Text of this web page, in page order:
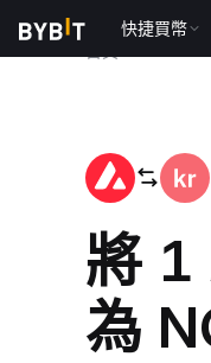
快捷買幣
將 1
為